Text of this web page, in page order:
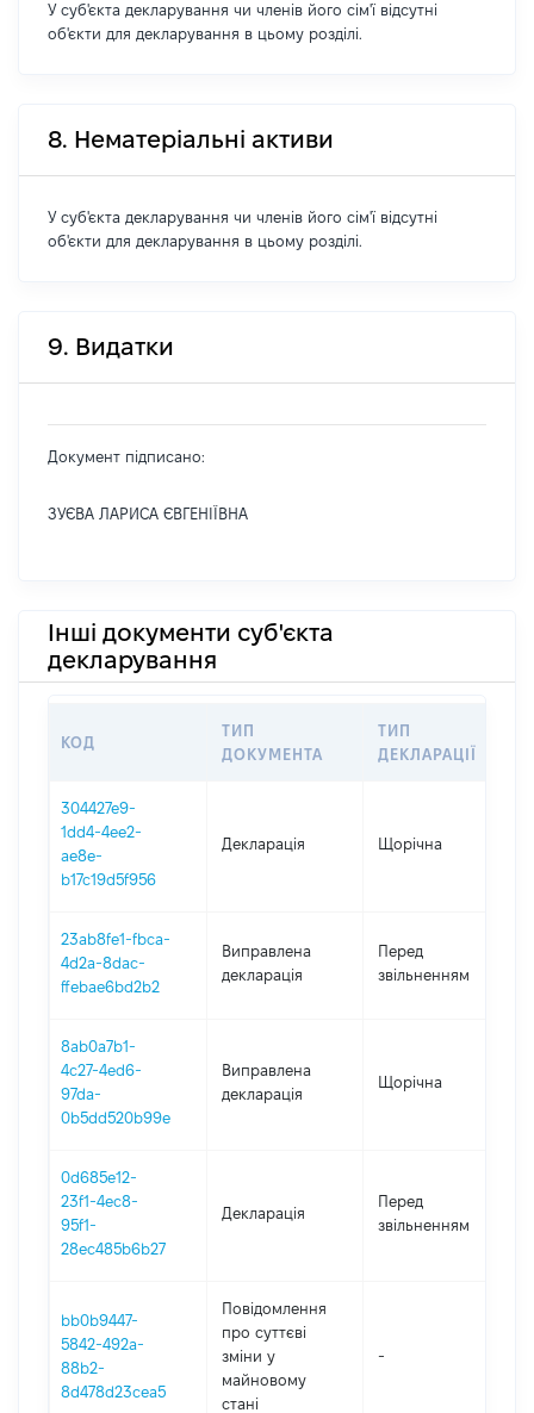
У суб'єкта декларування чи членів його сім'ї відсутні
об'єкти для декларування в цьому розділі.
8. Нематеріальні активи
У суб'єкта декларування чи членів його сім'ї відсутні
об'єкти для декларування в цьому розділі.
9. Видатки
Документ підписано:
ЗУЄВА ЛАРИСА ЄВГЕНІЇВНА
Інші документи суб'єкта
декларування
КОД
ТИП
ДОКУМЕНТА
ТИП
ДЕКЛАРАЦІЇ
304427e9-
1dd4-4ee2-
ae8e-
b17c19d5f956
Декларація Щорічна
23ab8fe1-fbca-
4d2a-8dac-
ffebae6bd2b2
Виправлена
декларація
Перед
звільненням
8ab0a7b1-
4c27-4ed6-
97da-
0b5dd520b99e
Виправлена
декларація
Щорічна
0d685e12-
23f1-4ec8-
95f1-
28ec485b6b27
Декларація
Перед
звільненням
bb0b9447-
5842-492a-
88b2-
8d478d23cea5
Повідомлення
про суттєві
зміни y
майновому
стані
-